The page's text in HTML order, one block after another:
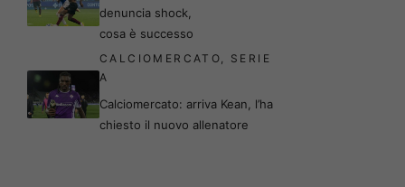
denuncia shock,
cosa è successo
CALCIOMERCATO
SERIE
A
Calciomercato: arriva Kean, l’ha
chiesto il nuovo allenatore